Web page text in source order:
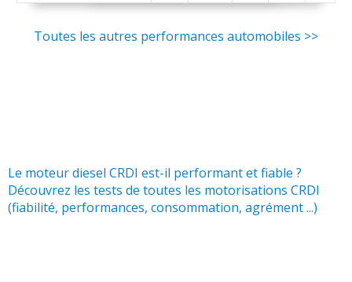
Toutes les autres performances automobiles >>
Le moteur diesel CRDI est-il performant et fiable ?
Découvrez les tests de toutes les motorisations CRDI
(fiabilité, performances, consommation, agrément ...)